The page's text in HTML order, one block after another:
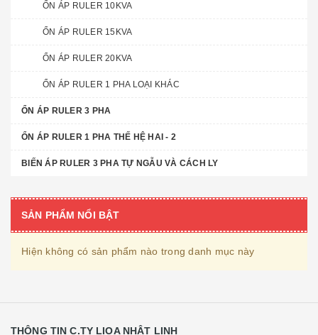
ỔN ÁP RULER 10KVA
ỔN ÁP RULER 15KVA
ỔN ÁP RULER 20KVA
ỔN ÁP RULER 1 PHA LOẠI KHÁC
ỔN ÁP RULER 3 PHA
ỔN ÁP RULER 1 PHA THẾ HỆ HAI - 2
BIẾN ÁP RULER 3 PHA TỰ NGẪU VÀ CÁCH LY
SẢN PHẨM NỔI BẬT
Hiện không có sản phẩm nào trong danh mục này
THÔNG TIN C.TY LIOA NHẬT LINH